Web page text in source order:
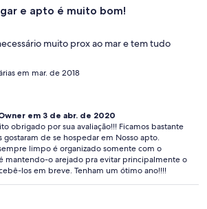
e apto é muito bom!
muito prox ao mar e tem tudo
em mar. de 2018
em 3 de abr. de 2020
obrigado por sua avaliação!!! Ficamos bastante
de se hospedar em Nosso apto.
limpo é organizado somente com o
mantendo-o arejado pra evitar principalmente o
los em breve. Tenham um ótimo ano!!!!